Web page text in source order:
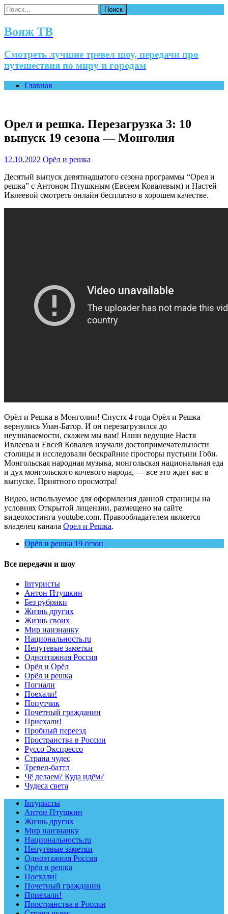
Найти:
Вояж ТВ
Смотреть лучшие тревел шоу, передачи про
путешествия по миру и городам
Главная
Орел и решка. Перезагрузка 3: 10
выпуск 19 сезона — Монголия
12.10.2022 Орёл и решка
Десятый выпуск девятнадцатого сезона программы “Орел и
решка” с Антоном Птушкным (Евсеем Ковалевым) и Настей
Ивлеевой смотреть онлайн бесплатно в хорошем качестве.
Орёл и Решка в Монголии! Спустя 4 года Орёл и Решка
вернулись Улан-Батор. И он перезагрузился до
неузнаваемости, скажем мы вам! Наши ведущие Настя
Ивлеева и Евсей Ковалев изучали достопримечательности
столицы и исследовали бескрайние просторы пустыни Гоби.
Монгольская народная музыка, монгольская национальная еда
и дух монгольского кочевого народа, — все это ждет вас в
выпуске. Приятного просмотра!
Видео, используемое для оформления данной страницы на
условиях Открытой лицензии, размещено на сайте
видеохостинга youtube.com. Правообладателем является
владелец канала Орел и Решка.
Орёл и решка 19 сезон
Все передачи и шоу
Inтуристы
Антон Птушкин
Без рубрики
Жизнь других
Жизнь своих
Мир наизнанку
Национальность.ru
Непутевые заметки
Одноэтажная Россия
Орёл и Орёл
Орёл и решка
Погнали
Поехали!
Попутчик
Почетный гражданин
Приехали!
Пробный переезд
Пространства в России
Руссо Экспрессо
Страна чудес
Тревел-баттл
Чё делаем? Куда идём?
Чудеса света
Inтуристы
Антон Птушкин
Жизнь других
Мир наизнанку
Национальность.ru
Непутевые заметки
Одноэтажная Россия
Орёл и решка
Поехали!
Почетный гражданин
Приехали!
Пространства в России